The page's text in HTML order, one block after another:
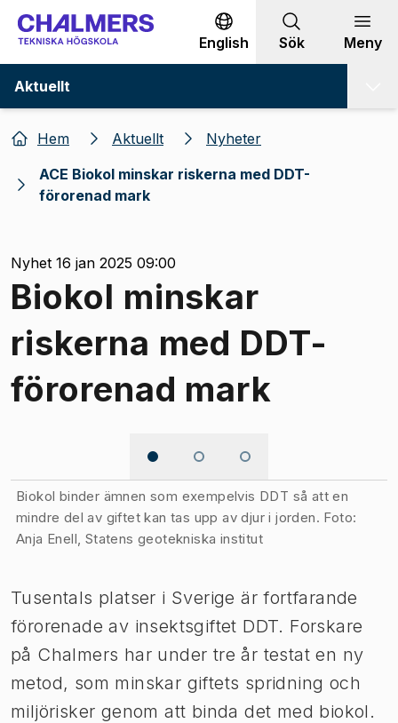
Gå till innehållet
English Sök Meny
Aktuellt
Hem Aktuellt
Nyheter
ACE Biokol minskar riskerna med DDT-
förorenad mark
Nyhet 16 jan 2025 09:00
Biokol minskar
riskerna med DDT-
förorenad mark
Biokol binder ämnen som exempelvis DDT så att en
mindre del av giftet kan tas upp av djur i jorden. Foto:
Anja Enell, Statens geotekniska institut
Tusentals platser i Sverige är fortfarande
förorenade av insektsgiftet DDT. Forskare
på Chalmers har under tre år testat en ny
metod, som minskar giftets spridning och
miljörisker genom att binda det med biokol.